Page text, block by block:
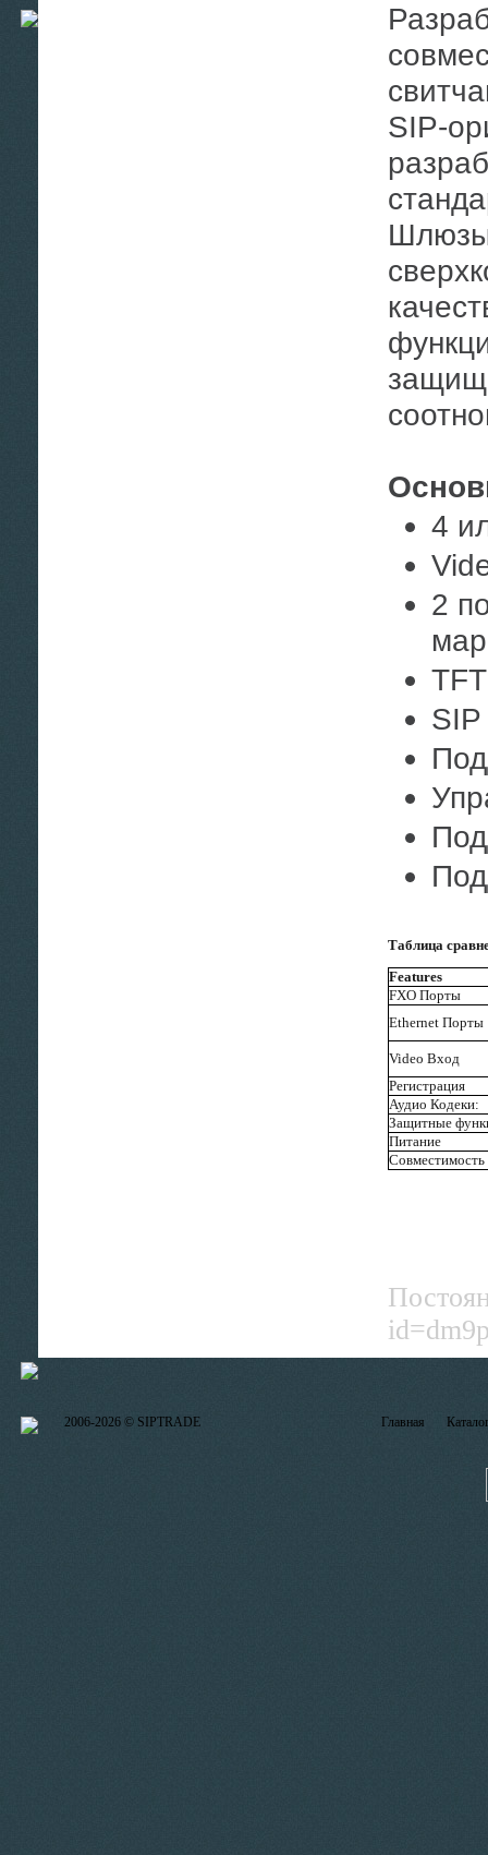
Разработанные специально с упором на
SIP-
Шлюзы
4
2
SIP
Таблица
Features
FXO Порты
Ethernet Порты
Video Вход
Регистрация
Аудио Кодеки:
Защитные
Питание
Совместимость
2006-2026 © SIPTRADE Главная